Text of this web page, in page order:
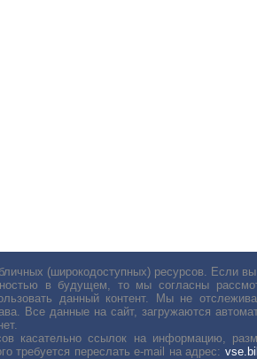
(широкодоступных) ресурсов. Если
в будущем, то мы согласны
данный контент. Мы не
Все данные на сайт, загружаются
касательно ссылок на информацию,
требуется переслать е-mail на адрес: